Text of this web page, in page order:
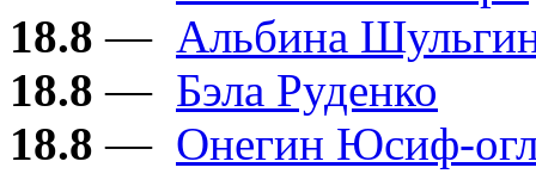
18.8 — Альбина
18.8 — Бэла Руденко
18.8 — Онегин Юсиф-